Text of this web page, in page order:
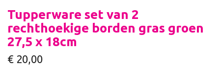
Tupperware set van 2
rechthoekige borden gras groen
27,5 x 18cm
€ 20,00